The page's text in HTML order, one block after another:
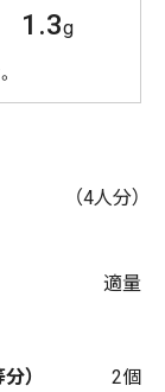
1.3g
（4人分）
適量
） 2個